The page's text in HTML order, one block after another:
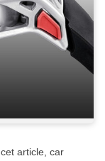
article, car